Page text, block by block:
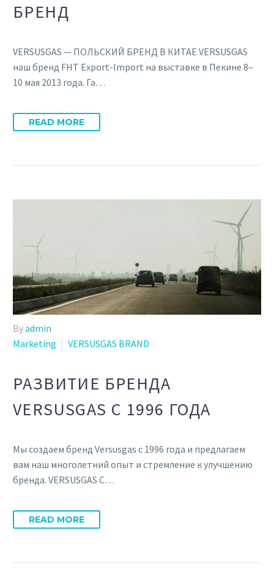
БРЕНД
VERSUSGAS — ПОЛЬСКИЙ БРЕНД В КИТАЕ VERSUSGAS
наш бренд FHT Export-Import на выставке в Пекине 8–
10 мая 2013 года. Га…
READ MORE
Byadmin
Marketing
VERSUSGAS BRAND
РАЗВИТИЕ БРЕНДА
VERSUSGAS С 1996 ГОДА
Мы создаем бренд Versusgas с 1996 года и предлагаем
вам наш многолетний опыт и стремление к улучшению
бренда. VERSUSGAS С…
READ MORE